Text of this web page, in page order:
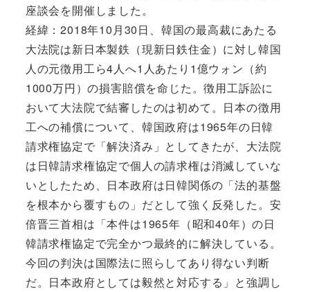
座談会を開催しました。
経緯：2018年10月30日、韓国の最高裁にあたる
大法院は新日本製鉄（現新日鉄住金）に対し韓国
人の元徴用工ら4人へ1人あたり1億ウォン（約
1000万円）の損害賠償を命じた。徴用工訴訟に
おいて大法院で結審したのは初めて。日本の徴用
工への補償について、韓国政府は1965年の日韓
請求権協定で「解決済み」としてきたが、大法院
は日韓請求権協定で個人の請求権は消滅していな
いとしたため、日本政府は日韓関係の「法的基盤
を根本から覆すもの」だとして強く反発した。安
倍晋三首相は「本件は1965年（昭和40年）の日
韓請求権協定で完全かつ最終的に解決している。
今回の判決は国際法に照らしてあり得ない判断
だ。日本政府としては毅然と対応する」と強調し